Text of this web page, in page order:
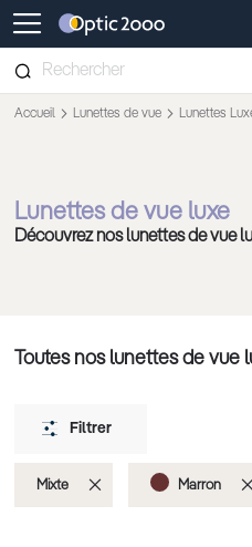
Retour vers la page d'accueil
Accueil Lunettes de vue Lunettes
Lunettes de vue luxe
Découvrez nos lunettes de vue
Toutes nos lunettes de vue
Filtrer
Mixte Supprimer Marron